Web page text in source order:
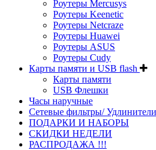
Роутеры Mercusys
Роутеры Keenetic
Роутеры Netcraze
Роутеры Huawei
Роутеры ASUS
Роутеры Cudy
Карты памяти и USB flash
Карты памяти
USB Флешки
Часы наручные
Сетевые фильтры/
ПОДАРКИ И НАБОРЫ
СКИДКИ НЕДЕЛИ
РАСПРОДАЖА !!!